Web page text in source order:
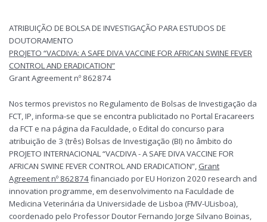
ATRIBUIÇÃO DE BOLSA DE INVESTIGAÇÃO PARA ESTUDOS DE
DOUTORAMENTO
PROJETO “VACDIVA: A SAFE DIVA VACCINE FOR AFRICAN SWINE FEVER
CONTROL AND ERADICATION”
Grant Agreement nº 862874
Nos termos previstos no Regulamento de Bolsas de Investigação da
FCT, IP, informa-se que se encontra publicitado no Portal Eracareers
da FCT e na página da Faculdade, o Edital do concurso para
atribuição de 3 (três) Bolsas de Investigação (BI) no âmbito do
PROJETO INTERNACIONAL “VACDIVA - A SAFE DIVA VACCINE FOR
AFRICAN SWINE FEVER CONTROL AND ERADICATION”, Grant
Agreement nº 862874financiado por EU Horizon 2020 research and
innovation programme, em desenvolvimento na Faculdade de
Medicina Veterinária da Universidade de Lisboa (FMV-ULisboa),
coordenado pelo Professor Doutor Fernando Jorge Silvano Boinas,